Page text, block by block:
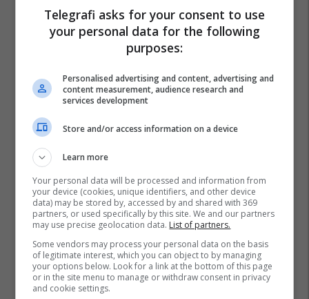
Telegrafi asks for your consent to use
your personal data for the following
purposes:
Personalised advertising and content, advertising and
content measurement, audience research and
services development
Store and/or access information on a device
Learn more
Your personal data will be processed and information from
your device (cookies, unique identifiers, and other device
data) may be stored by, accessed by and shared with 369
partners, or used specifically by this site. We and our partners
may use precise geolocation data. List of partners.
Some vendors may process your personal data on the basis
of legitimate interest, which you can object to by managing
your options below. Look for a link at the bottom of this page
or in the site menu to manage or withdraw consent in privacy
and cookie settings.